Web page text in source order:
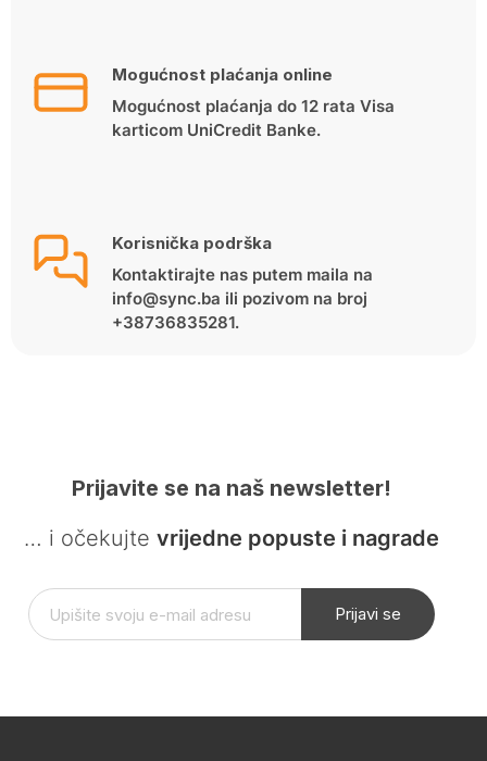
Mogućnost plaćanja online
Mogućnost plaćanja do 12 rata Visa
karticom UniCredit Banke.
Korisnička podrška
Kontaktirajte nas putem maila na
info@sync.ba ili pozivom na broj
+38736835281.
Prijavite se na naš newsletter!
… i očekujte vrijedne popuste i nagrade
Prijavi se